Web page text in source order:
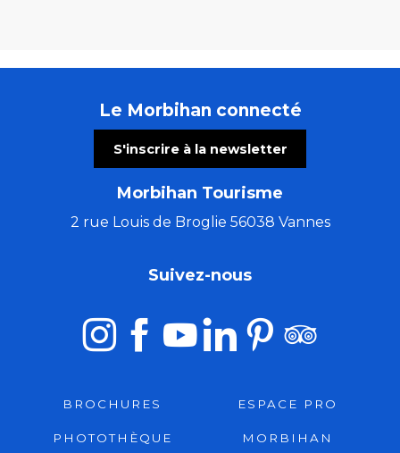
Le Morbihan connecté
S'inscrire à la newsletter
Morbihan Tourisme
2 rue Louis de Broglie 56038 Vannes
Suivez-nous
BROCHURES ESPACE PRO
PHOTOTHÈQUE
MORBIHAN